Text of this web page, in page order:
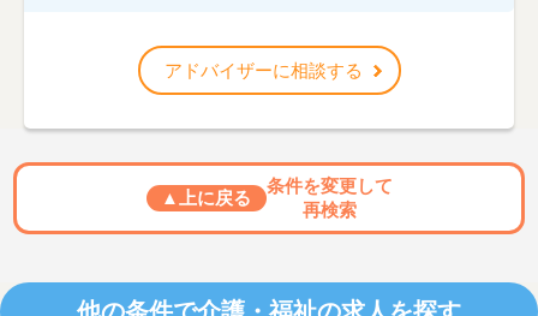
アドバイザーに相談する
▲上に戻る
条件を変更して
再検索